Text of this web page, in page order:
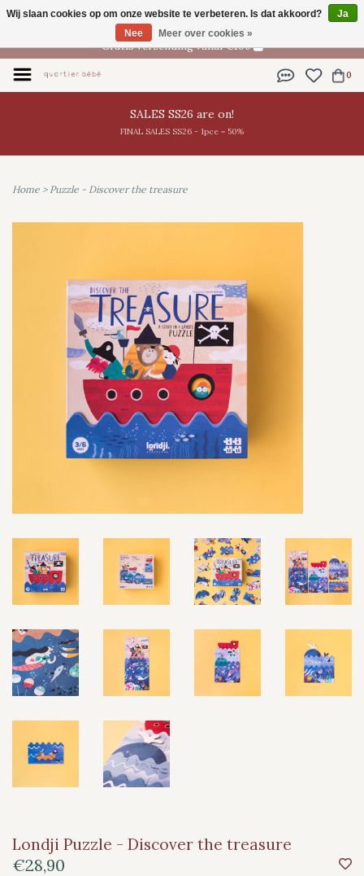
NL
Gratis verzending vanaf €100
0
SALES SS26 are on!
FINAL SALES SS26 - 1pce = 50%
Home > Puzzle - Discover the treasure
Londji Puzzle - Discover the treasure
€28,90
Wij slaan cookies op om onze website te verbeteren. Is dat akkoord?
Ja
Nee
Meer over cookies »